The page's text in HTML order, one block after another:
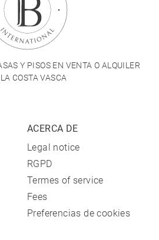
Y PISOS EN VENTA O ALQUILER
COSTA VASCA
ACERCA DE
Legal notice
RGPD
Termes of service
Fees
Preferencias de cookies